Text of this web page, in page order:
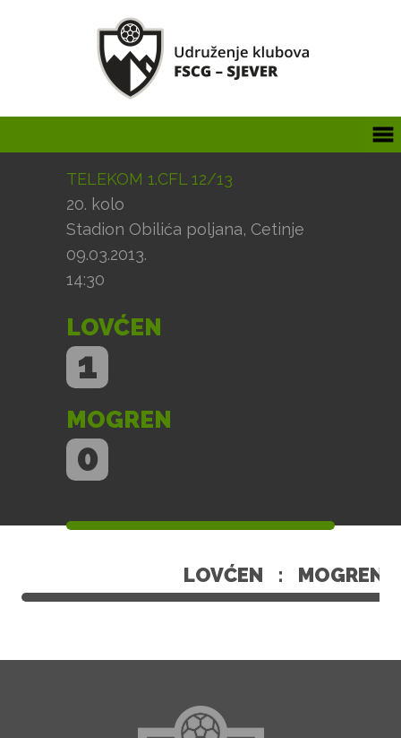
TELEKOM 1.CFL 12/13
20. kolo
Stadion Obilića poljana, Cetinje
09.03.2013.
14:30
LOVĆEN
1
MOGREN
0
LOVĆEN : MOGREN